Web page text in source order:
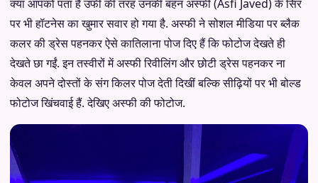
क्या आपको पता है उर्फी की तरह उनकी बहन अस्फी (Asfi Javed) के सिर
पर भी हॉटनेस का खुमार सवार हो गया है. अस्फी ने सोशल मीडिया पर ब्लैक
कलर की ड्रेस पहनकर ऐसे कातिलाना पोज दिए हैं कि फोटोज देखते ही
देखते छा गईं. इन तस्वीरों में अस्फी रिवीलिंग और छोटी ड्रेस पहनकर ना
केवल अपने दोस्तों के संग किलर पोज देती दिखीं बल्कि सीढ़ियों पर भी बोल्ड
फोटोज खिंचवाई हैं. देखिए अस्फी की फोटोज.